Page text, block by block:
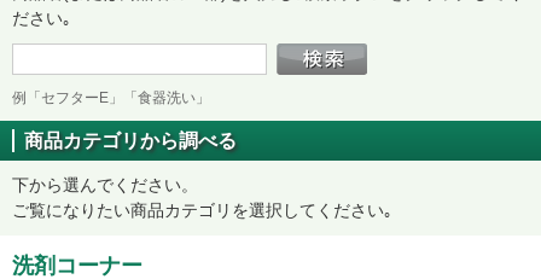
ださい｡
例「セフターE」「食器洗い」
商品カテゴリから調べる
下から選んでください。
ご覧になりたい商品カテゴリを選択してください｡
洗剤コーナー